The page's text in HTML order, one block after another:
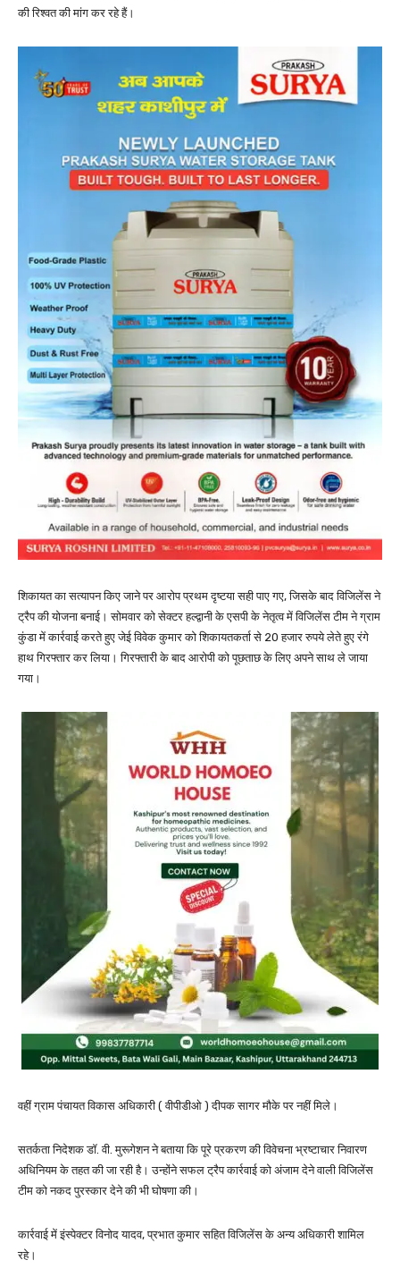
की रिश्वत की मांग कर रहे हैं।
शिकायत का सत्यापन किए जाने पर आरोप प्रथम दृष्टया सही पाए गए, जिसके बाद विजिलेंस ने
ट्रैप की योजना बनाई। सोमवार को सेक्टर हल्द्वानी के एसपी के नेतृत्व में विजिलेंस टीम ने ग्राम
कुंडा में कार्रवाई करते हुए जेई विवेक कुमार को शिकायतकर्ता से 20 हजार रुपये लेते हुए रंगे
हाथ गिरफ्तार कर लिया। गिरफ्तारी के बाद आरोपी को पूछताछ के लिए अपने साथ ले जाया
गया।
वहीं ग्राम पंचायत विकास अधिकारी ( वीपीडीओ ) दीपक सागर मौके पर नहीं मिले।
सतर्कता निदेशक डॉ. वी. मुरूगेशन ने बताया कि पूरे प्रकरण की विवेचना भ्रष्टाचार निवारण
अधिनियम के तहत की जा रही है। उन्होंने सफल ट्रैप कार्रवाई को अंजाम देने वाली विजिलेंस
टीम को नकद पुरस्कार देने की भी घोषणा की।
कार्रवाई में इंस्पेक्टर विनोद यादव, प्रभात कुमार सहित विजिलेंस के अन्य अधिकारी शामिल
रहे।